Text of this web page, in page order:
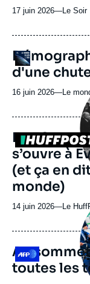
17 juin 2026—Nom
journal,
ou
Le Soir
Logo
URL
de
Spotify
d'une
16 juin 2026—Nom
journal,
revue
ou
Le
Logo
En 50 ans,
s’ouvre à
(et ça en
monde)
14 juin 2026—Nom
journal,
revue
ou
Le
Logo
Au
toutes les